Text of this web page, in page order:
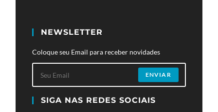
NEWSLETTER
Coloque seu Email para receber novidades
ENVIAR
SIGA NAS REDES SOCIAIS